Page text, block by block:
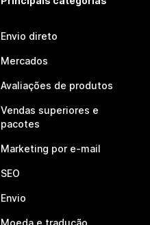
Envio direto
Mercados
Avaliações de produtos
Vendas superiores e
pacotes
Marketing por e-mail
SEO
Envio